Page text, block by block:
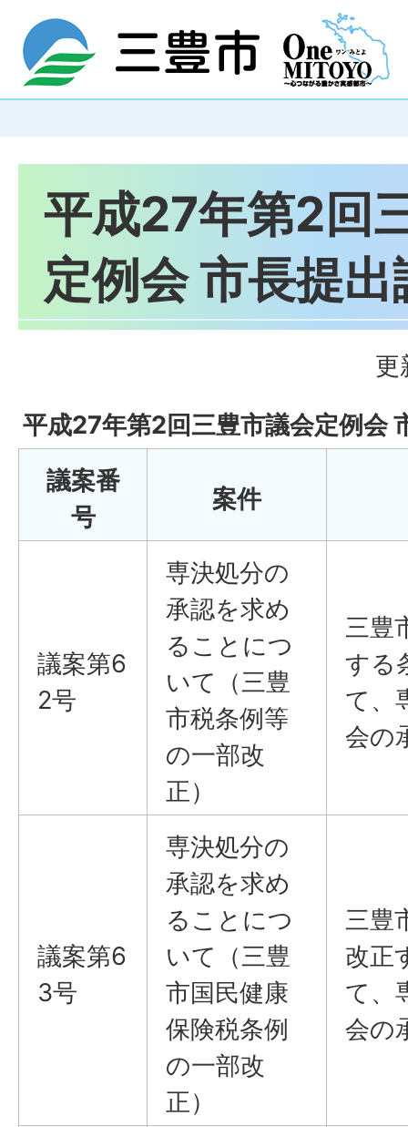
平成27年第2回
定例会 市長提出
更
平成27年第2回三豊市議会定例会
議案番
号
案件
議案第6
2号
専決処分の
承認を求め
ることにつ
いて（三豊
市税条例等
の一部改
正）
三豊
する
て、
会の
議案第6
3号
専決処分の
承認を求め
ることにつ
いて（三豊
市国民健康
保険税条例
の一部改
正）
三豊
改正
て、
会の